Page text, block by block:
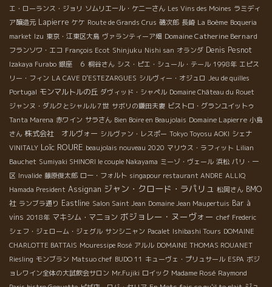
エ・ローランス・ジョリ ソムリエール・ケニーさん Les Vins des Moines ラミディ
ア醸造元 Lapierre ケケ Route de Grands Crus 磯次郎 長崎 La Boème Boqueria
market Izu 東京・江東区大島 ヴァランティーア畑 Domaine Catherine Bernard
フランソワ・エコ François Ecot Shinjuku Nishi san オランダ Denis Pesnot
Izakaya Furabo 銀座 ６ 桐谷さん シス・ピエ・シュール・テール 1998年 エピス
リー・フィン LA CAVE D’ESTEZARGUES シルヴィー・オジュロ Jeu de quilles
Portugal モンマルトルの丘 ダヴィッド・シャペル Domaine Château du Rouet
ジャンヌ・ダルクとシャルル７世 サボリの鎌田夫妻 ビストロ・グランユイットゥ
Tanta Marena 赤ワイン サラさん Bien Boire en Beaujolais Domaine Lapierre 小島
さん 株式会社 オルヴォー シルヴァン・レスポー Tokyo Toyosu AOKI シェナ
VINITALY Loïc ROURE beaujolais nouveau 2020 マリウス・ラフィット Lilian
Bauchet Sumiyaki SHINORI le couple Nakayama ミーゾ・ヴェール 浜松 パリ・一
区 Invalide 藤原俊太郎 ロー・フォルト singapour restaurant ANDRE ALLIQ
Hamada President Assignan ジャン・クロード・ラパリュ 松岡さん BMO
社 ランブラ通り Eastline Salon Saint Jean Domaine Jean Maupertuis Bar à
vins 2018年 マキシム・マニョン ボジョレー・ヌーヴォー chef Frederic
シェフ・ジェローム・ジェグル サンシニャン Pacalet Ishibashi Tours DOMAINE
CHARLOTTE BATTAIS Mouressipe Rosé アルル DOMAINE THOMAS ROUANET
Riesling モンブラン Matsuo chef BUDO 11 キューヴェ・プリュサール ESPA ボジ
ョレワイン全体の大試飲会サロン Mr.Fujiki ロイック Madame Rosé Raymond